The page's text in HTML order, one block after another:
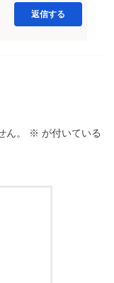
返信する
。 ※ が付いている